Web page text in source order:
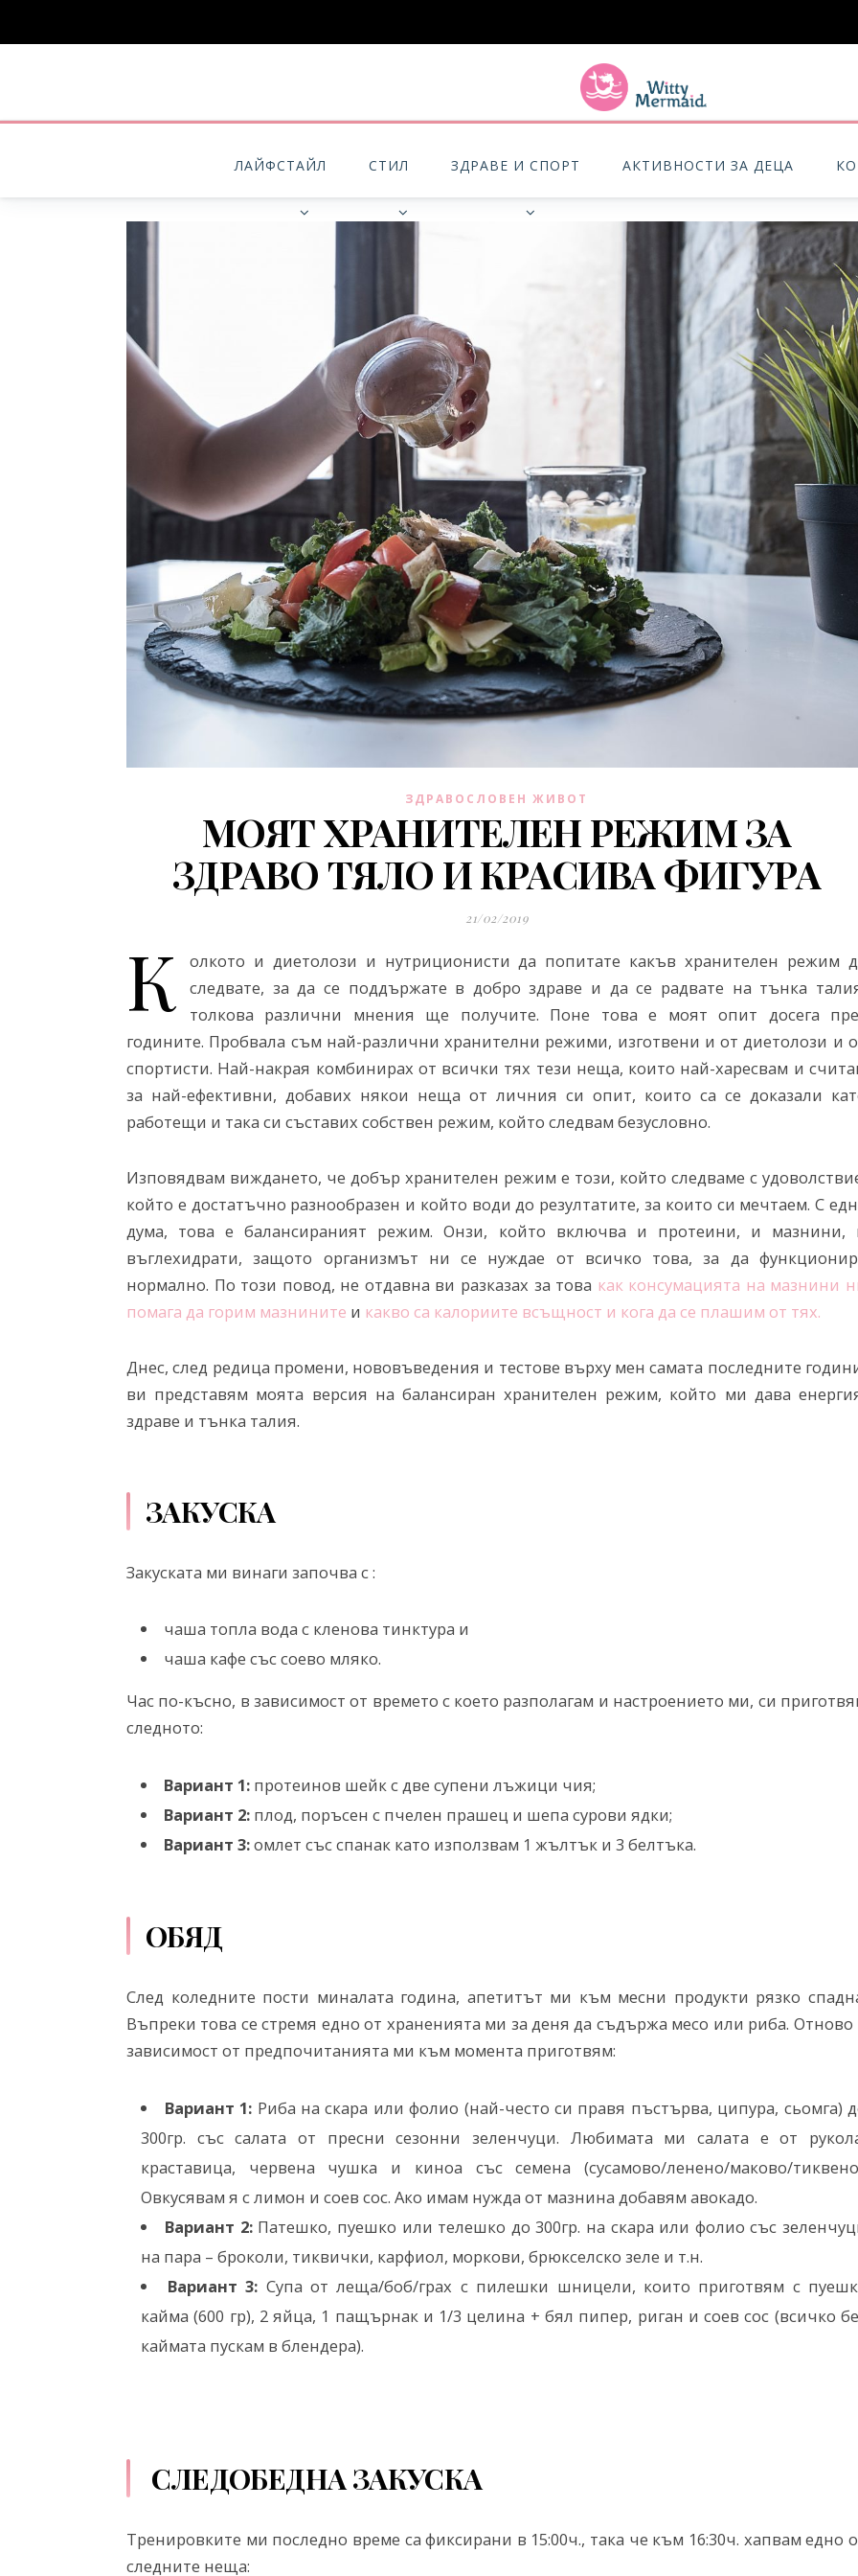
ЛАЙФСТАЙЛ СТИЛ ЗДРАВЕ И СПОРТ АКТИВНОСТИ ЗА ДЕЦА
ЗДРАВОСЛОВЕН ЖИВОТ
МОЯТ ХРАНИТЕЛЕН РЕЖИМ ЗА
ЗДРАВО ТЯЛО И КРАСИВА ФИГУРА
21/02/2019
К
олкото и диетолози и нутриционисти да попитате какъв хранителен режим
следвате, за да се поддържате в добро здраве и да се радвате на тънка
толкова различни мнения ще получите. Поне това е моят опит досега
годините. Пробвала съм най-различни хранителни режими, изготвени и от диетолози и
спортисти. Най-накрая комбинирах от всички тях тези неща, които най-харесвам и
за най-ефективни, добавих някои неща от личния си опит, които са се доказали
работещи и така си съставих собствен режим, който следвам безусловно.
Изповядвам виждането, че добър хранителен режим е този, който следваме с
който е достатъчно разнообразен и който води до резултатите, за които си мечтаем. С
дума, това е балансираният режим. Онзи, който включва и протеини, и мазнини,
въглехидрати, защото организмът ни се нуждае от всичко това, за да
нормално. По този повод, не отдавна ви разказах за това как консумацията на мазнини
помага да горим мазнините и какво са калориите всъщност и кога да се плашим от тях.
Днес, след редица промени, нововъведения и тестове върху мен самата последните
ви представям моята версия на балансиран хранителен режим, който ми дава
здраве и тънка талия.
ЗАКУСКА
Закуската ми винаги започва с :
чаша топла вода с кленова тинктура и
чаша кафе със соево мляко.
Час по-късно, в зависимост от времето с което разполагам и настроението ми, си
следното:
Вариант 1: протеинов шейк с две супени лъжици чия;
Вариант 2: плод, поръсен с пчелен прашец и шепа сурови ядки;
Вариант 3:омлет със спанак като използвам 1 жълтък и 3 белтъка.
ОБЯД
След коледните пости миналата година, апетитът ми към месни продукти рязко
Въпреки това се стремя едно от храненията ми за деня да съдържа месо или риба. Отново
зависимост от предпочитанията ми към момента приготвям:
Вариант 1: Риба на скара или фолио (най-често си правя пъстърва, ципура, сьомга)
300гр. със салата от пресни сезонни зеленчуци. Любимата ми салата е от
краставица, червена чушка и киноа със семена (сусамово/ленено/маково/
Овкусявам я с лимон и соев сос. Ако имам нужда от мазнина добавям авокадо.
Вариант 2:Патешко, пуешко или телешко до 300гр. на скара или фолио със
на пара – броколи, тиквички, карфиол, моркови, брюкселско зеле и т.н.
Вариант 3: Супа от леща/боб/грах с пилешки шницели, които приготвям с
кайма (600 гр), 2 яйца, 1 пащърнак и 1/3 целина + бял пипер, риган и соев сос (всичко
каймата пускам в блендера).
СЛЕДОБЕДНА ЗАКУСКА
Тренировките ми последно време са фиксирани в 15:00ч., така че към 16:30ч. хапвам едно
следните неща: